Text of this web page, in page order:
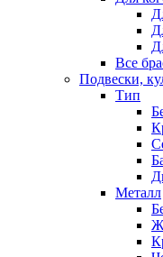
Все
Подвески,
Тип
Металл